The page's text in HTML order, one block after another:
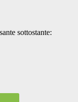
sottostante: